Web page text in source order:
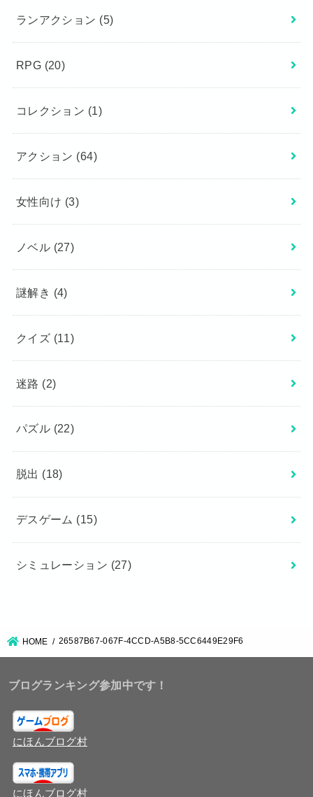
ランアクション (5)
RPG (20)
コレクション (1)
アクション (64)
女性向け (3)
ノベル (27)
謎解き (4)
クイズ (11)
迷路 (2)
パズル (22)
脱出 (18)
デスゲーム (15)
シミュレーション (27)
HOME 26587B67-067F-4CCD-A5B8-5CC6449E29F6
ブログランキング参加中です！
にほんブログ村
にほんブログ村